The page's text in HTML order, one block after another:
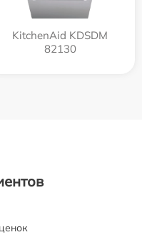
KitchenAid KDSDM
82130